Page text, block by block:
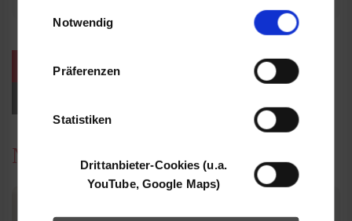
YouTube, Google Maps) führen diese
Daten zusammen, die Sie ihnen bereitgestellt
haben oder die sie im Rahmen Ihrer Nutzung
Notwendig
Präferenzen
Statistiken
Drittanbieter-Cookies (u.a.
YouTube, Google Maps)
weitere Veranstaltungen / Termine
News